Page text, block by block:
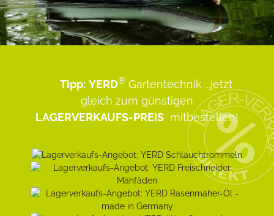
Tipp: YERD® Gartentechnik ...jetzt
gleich zum günstigen
LAGERVERKAUFS-PREIS mitbestellen!